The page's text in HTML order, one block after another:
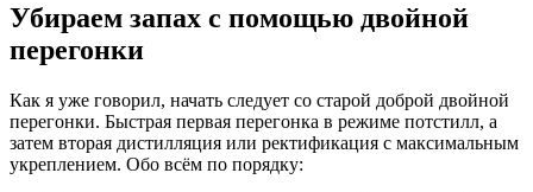
Убираем запах с помощью двойной
перегонки
Как я уже говорил, начать следует со старой доброй двойной
перегонки. Быстрая первая перегонка в режиме потстилл, а
затем вторая дистилляция или ректификация с максимальным
укреплением. Обо всём по порядку: